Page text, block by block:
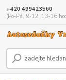
+420 499423560
(Po-Pá, 9-12, 13-16